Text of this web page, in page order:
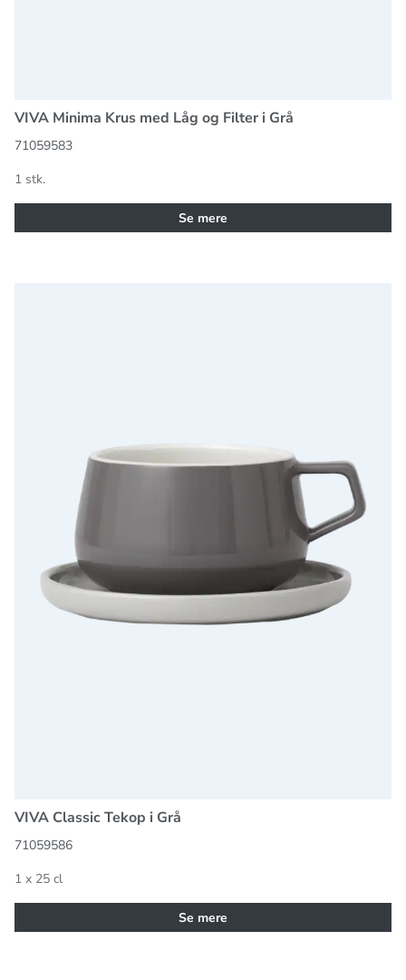
VIVA Minima Krus med Låg og Filter i Grå
71059583
1 stk.
Se mere
VIVA Classic Tekop i Grå
71059586
1 x 25 cl
Se mere